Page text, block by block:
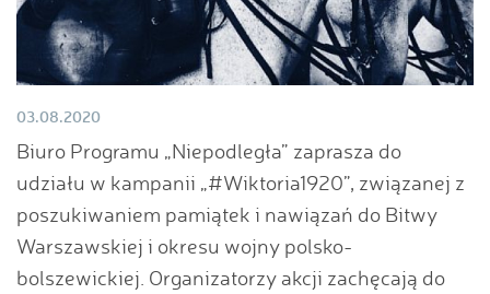
03.08.2020
Biuro Programu „Niepodległa” zaprasza do
udziału w kampanii „#Wiktoria1920”, związanej z
poszukiwaniem pamiątek i nawiązań do Bitwy
Warszawskiej i okresu wojny polsko-
bolszewickiej. Organizatorzy akcji zachęcają do